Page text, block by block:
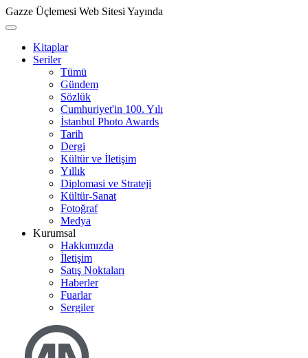
Gazze Üçlemesi Web Sitesi Yayında
Kitaplar
Seriler
Tümü
Gündem
Sözlük
Cumhuriyet'in 100. Yılı
İstanbul Photo Awards
Tarih
Dergi
Kültür ve İletişim
Yıllık
Diplomasi ve Strateji
Kültür-Sanat
Fotoğraf
Medya
Kurumsal
Hakkımızda
İletişim
Satış Noktaları
Haberler
Fuarlar
Sergiler